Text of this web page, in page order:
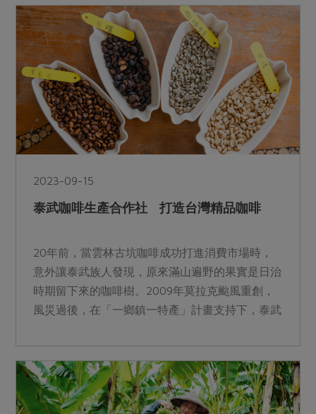
2023-09-15
泰武咖啡生產合作社 打造台灣精品咖啡
20年前，當雲林古坑咖啡成功打進消費市場時，
意外讓泰武族人發現，原來滿山遍野的果實是日治
時期留下來的咖啡樹。2009年莫拉克颱風重創，
風災過後，在「一鄉鎮一特產」計畫支持下，泰武
正式成立「屏東縣原住民泰武咖啡生產合作社。